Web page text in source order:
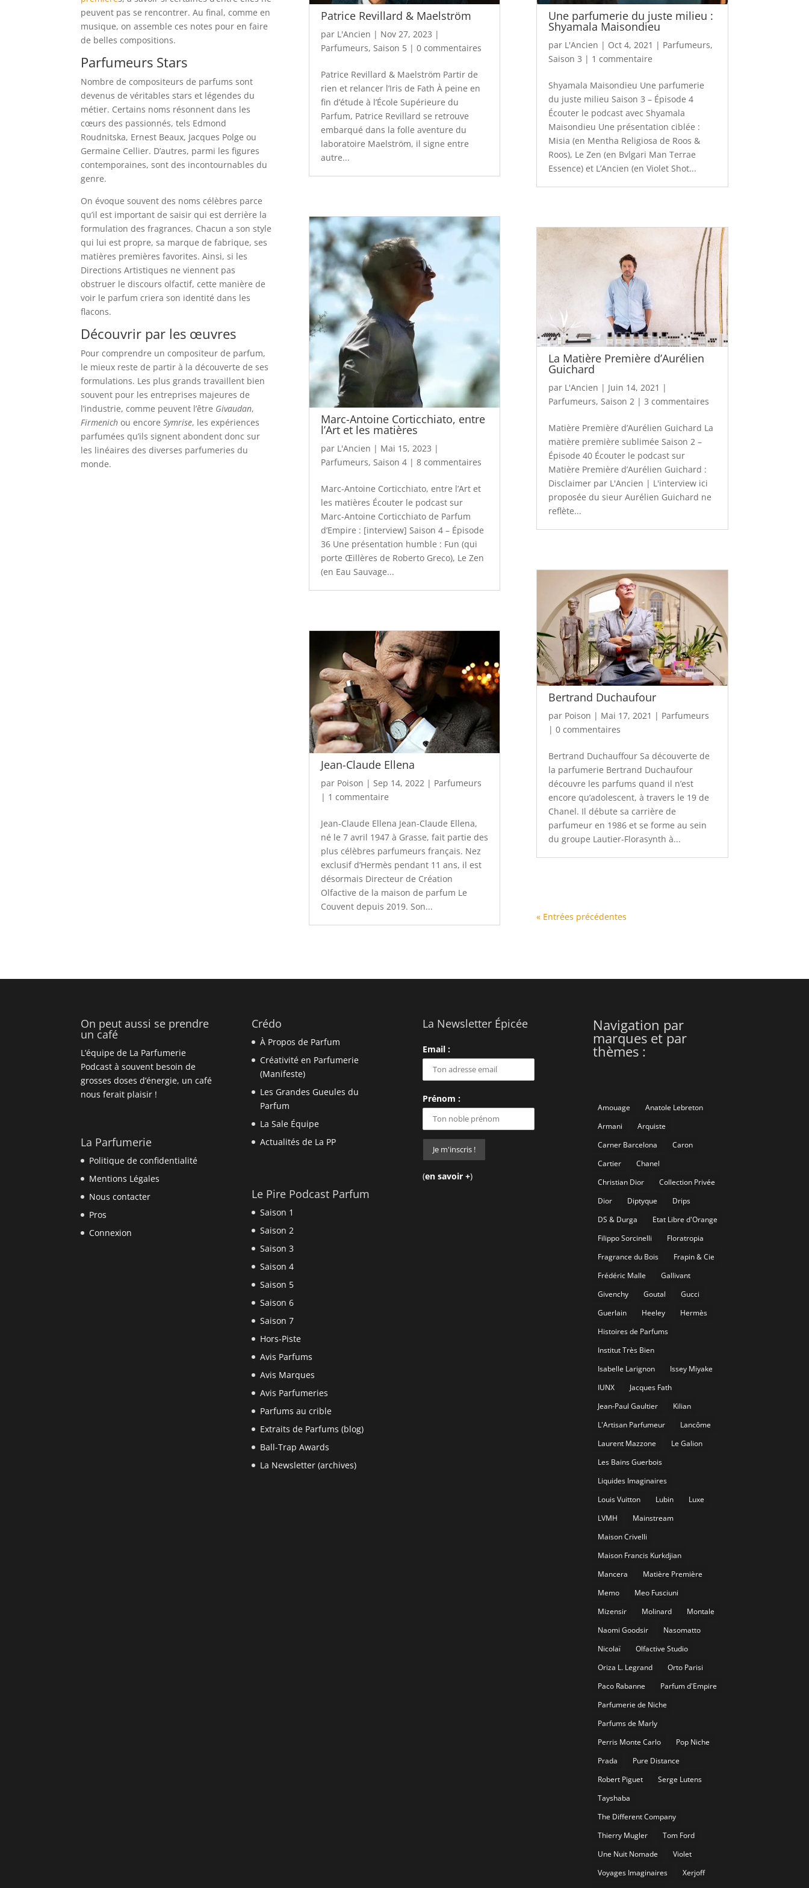
peuvent pas se rencontrer. Au final, comme en
musique, on assemble ces notes pour en faire
de belles compositions.
Parfumeurs Stars
Nombre de compositeurs de parfums sont
devenus de véritables stars et légendes du
métier. Certains noms résonnent dans les
cœurs des passionnés, tels Edmond
Roudnitska, Ernest Beaux, Jacques Polge ou
Germaine Cellier. D’autres, parmi les figures
contemporaines, sont des incontournables du
genre.
On évoque souvent des noms célèbres parce
qu’il est important de saisir qui est derrière la
formulation des fragrances. Chacun a son style
qui lui est propre, sa marque de fabrique, ses
matières premières favorites. Ainsi, si les
Directions Artistiques ne viennent pas
obstruer le discours olfactif, cette manière de
voir le parfum criera son identité dans les
flacons.
Découvrir par les œuvres
Pour comprendre un compositeur de parfum,
le mieux reste de partir à la découverte de ses
formulations. Les plus grands travaillent bien
souvent pour les entreprises majeures de
l’industrie, comme peuvent l’être Givaudan,
Firmenich ou encoreSymrise, les expériences
parfumées qu’ils signent abondent donc sur
les linéaires des diverses parfumeries du
monde.
Patrice Revillard & Maelström
par L'Ancien | Nov 27, 2023 |
Parfumeurs, Saison 5| 0 commentaires
Patrice Revillard & Maelström Partir de
rien et relancer l’Iris de Fath À peine en
fin d’étude à l’École Supérieure du
Parfum, Patrice Revillard se retrouve
embarqué dans la folle aventure du
laboratoire Maelström, il signe entre
autre...
Marc-Antoine Corticchiato, entre
l’Art et les matières
par L'Ancien | Mai 15, 2023 |
Parfumeurs, Saison 4| 8 commentaires
Marc-Antoine Corticchiato, entre l’Art et
les matières Écouter le podcast sur
Marc-Antoine Corticchiato de Parfum
d’Empire : [interview] Saison 4 – Épisode
36 Une présentation humble : Fun (qui
porte Œillères de Roberto Greco), Le Zen
(en Eau Sauvage...
Jean-Claude Ellena
par Poison | Sep 14, 2022| Parfumeurs
| 1 commentaire
Jean-Claude Ellena Jean-Claude Ellena,
né le 7 avril 1947 à Grasse, fait partie des
plus célèbres parfumeurs français. Nez
exclusif d’Hermès pendant 11 ans, il est
désormais Directeur de Création
Olfactive de la maison de parfum Le
Couvent depuis 2019. Son...
Une parfumerie du juste milieu :
Shyamala Maisondieu
par L'Ancien | Oct 4, 2021 | Parfumeurs,
Saison 3 | 1 commentaire
Shyamala Maisondieu Une parfumerie
du juste milieu Saison 3 – Épisode 4
Écouter le podcast avec Shyamala
Maisondieu Une présentation ciblée :
Misia (en Mentha Religiosa de Roos &
Roos), Le Zen (en Bvlgari Man Terrae
Essence) et L’Ancien (en Violet Shot...
La Matière Première d’Aurélien
Guichard
par L'Ancien | Juin 14, 2021 |
Parfumeurs,Saison 2 |3 commentaires
Matière Première d’Aurélien Guichard La
matière première sublimée Saison 2 –
Épisode 40 Écouter le podcast sur
Matière Première d’Aurélien Guichard :
Disclaimer par L'Ancien | L'interview ici
proposée du sieur Aurélien Guichard ne
reflète...
Bertrand Duchaufour
par Poison | Mai 17, 2021 | Parfumeurs
|0 commentaires
Bertrand Duchauffour Sa découverte de
la parfumerie Bertrand Duchaufour
découvre les parfums quand il n’est
encore qu’adolescent, à travers le 19 de
Chanel. Il débute sa carrière de
parfumeur en 1986 et se forme au sein
du groupe Lautier-Florasynth à...
« Entrées précédentes
On peut aussi se prendre
un café
L’équipe de La Parfumerie
Podcast à souvent besoin de
grosses doses d’énergie, un café
nous ferait plaisir !
La Parfumerie
Politique de confidentialité
Mentions Légales
Nous contacter
Pros
Connexion
Crédo
À Propos de Parfum
Créativité en Parfumerie
(Manifeste)
Les Grandes Gueules du
Parfum
La Sale Équipe
Actualités de La PP
Le Pire Podcast Parfum
Saison 1
Saison 2
Saison 3
Saison 4
Saison 5
Saison 6
Saison 7
Hors-Piste
Avis Parfums
Avis Marques
Avis Parfumeries
Parfums au crible
Extraits de Parfums (blog)
Ball-Trap Awards
La Newsletter (archives)
La Newsletter Épicée
Email :
Prénom :
(en savoir +)
Navigation par
marques et par
thèmes :
Amouage
Anatole Lebreton
Armani
Arquiste
Carner Barcelona
Caron
Cartier
Chanel
Christian Dior
Collection Privée
Dior
Diptyque
Drips
DS & Durga
Etat Libre d'Orange
Filippo Sorcinelli
Floratropia
Fragrance du Bois
Frapin & Cie
Frédéric Malle
Gallivant
Givenchy
Goutal
Gucci
Guerlain
Heeley
Hermès
Histoires de Parfums
Institut Très Bien
Isabelle Larignon
Issey Miyake
IUNX
Jacques Fath
Jean-Paul Gaultier
Kilian
L'Artisan Parfumeur
Lancôme
Laurent Mazzone
Le Galion
Les Bains Guerbois
Liquides Imaginaires
Louis Vuitton
Lubin
Luxe
LVMH
Mainstream
Maison Crivelli
Maison Francis Kurkdjian
Mancera
Matière Première
Memo
Meo Fusciuni
Mizensir
Molinard
Montale
Naomi Goodsir
Nasomatto
Nicolaï
Olfactive Studio
Oriza L. Legrand
Orto Parisi
Paco Rabanne
Parfum d'Empire
Parfumerie de Niche
Parfums de Marly
Perris Monte Carlo
Pop Niche
Prada
Pure Distance
Robert Piguet
Serge Lutens
Tayshaba
The Different Company
Thierry Mugler
Tom Ford
Une Nuit Nomade
Violet
Voyages Imaginaires
Xerjoff